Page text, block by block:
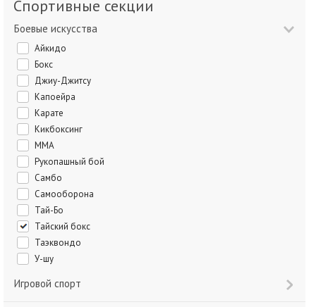
Спортивные секции
Боевые искусства
Айкидо
Бокс
Джиу-Джитсу
Капоейра
Карате
Кикбоксинг
ММА
Рукопашный бой
Самбо
Самооборона
Тай-Бо
Тайский бокс
Таэквондо
У-шу
Игровой спорт